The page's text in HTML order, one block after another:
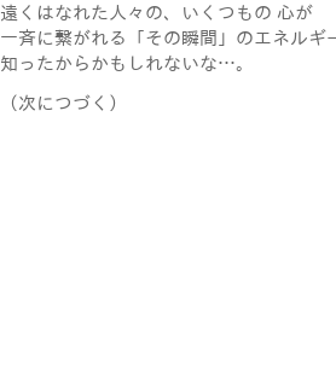
遠くはなれた人々の、いくつもの 心が
一斉に繋がれる「その瞬間」のエネルギ
知ったからかもしれないな…。
（次につづく）